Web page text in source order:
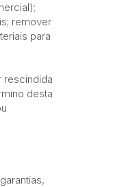
remover
para
rescindida
desta